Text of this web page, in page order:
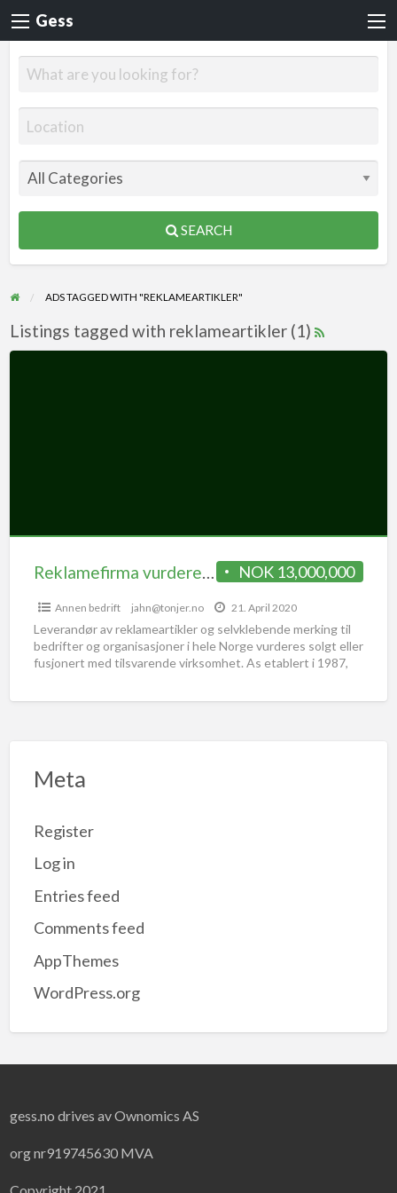
Gess
SEARCH
ADS TAGGED WITH "REKLAMEARTIKLER"
Listings tagged with reklameartikler (1)
NOK 13,000,000
Reklamefirma vurderes solgt
Annen bedrift jahn@tonjer.no 21. April 2020
Leverandør av reklameartikler og selvklebende merking til
bedrifter og organisasjoner i hele Norge vurderes solgt eller
fusjonert med tilsvarende virksomhet. As etablert i 1987,
Meta
Register
Log in
Entries feed
Comments feed
AppThemes
WordPress.org
gess.no drives av Ownomics AS
org nr919745630 MVA